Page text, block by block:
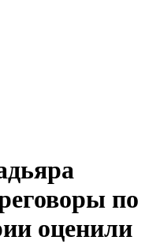
по
оценили